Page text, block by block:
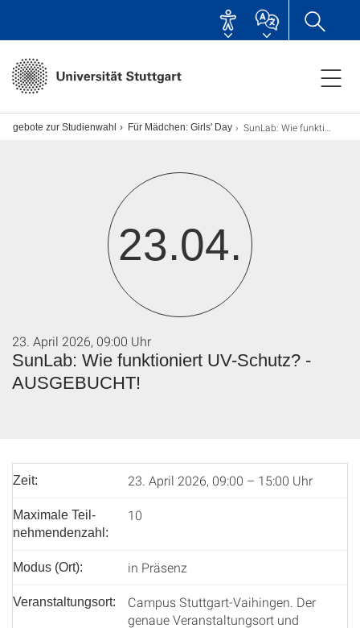
zur Studienwahl Für Mädchen: Girls' Day SunLab: Wie funktioniert UV-Schutz? - AUSGEBUCHT!
23.04.
SunLab: Wie funktioniert UV-Schutz? -
AUSGEBUCHT!
23. April 2026, 09:00 Uhr
Zeit: 23. April 2026, 09:00 – 15:00 Uhr
Maximale Teil­
nehmenden­zahl:
10
Modus (Ort): in Präsenz
Veranstaltungsort:
Campus Stuttgart-Vaihingen. Der
genaue Veranstaltungsort und